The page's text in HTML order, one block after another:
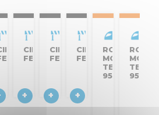
CIRCUIT
FERMÉ
CIRCUIT
FERMÉ
CIRCUIT
FERMÉ
ROULAGE
MOTO
TEAM
95
MOTO
TEAM
95